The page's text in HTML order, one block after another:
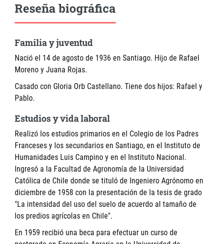
Reseña biográfica
Familia y juventud
Nació el 14 de agosto de 1936 en Santiago. Hijo de Rafael
Moreno y Juana Rojas.
Casado con Gloria Orb Castellano. Tiene dos hijos: Rafael y
Pablo.
Estudios y vida laboral
Realizó los estudios primarios en el Colegio de los Padres
Franceses y los secundarios en Santiago, en el Instituto de
Humanidades Luis Campino y en el Instituto Nacional.
Ingresó a la Facultad de Agronomía de la Universidad
Católica de Chile donde se tituló de Ingeniero Agrónomo en
diciembre de 1958 con la presentación de la tesis de grado
"La intensidad del uso del suelo de acuerdo al tamaño de
los predios agrícolas en Chile".
En 1959 recibió una beca para efectuar un curso de